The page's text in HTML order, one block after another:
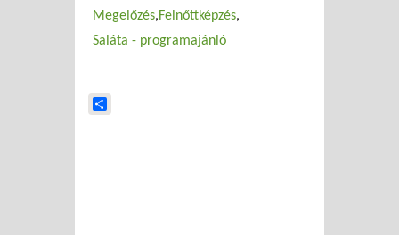
Megelőzés Felnőttképzés
Saláta - programajánló